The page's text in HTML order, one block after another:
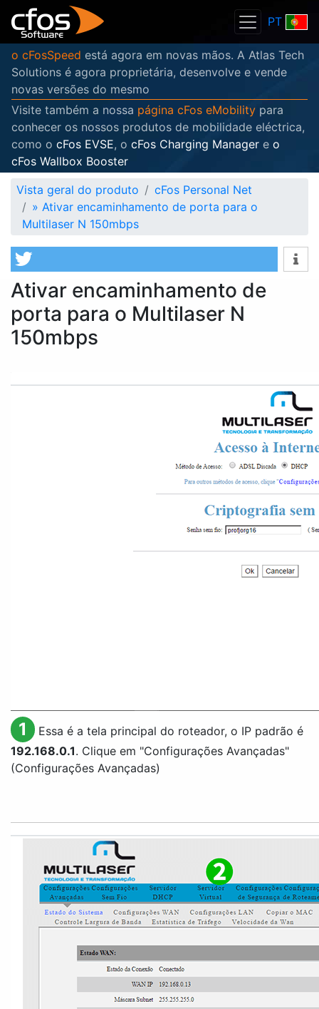
PT
o cFosSpeed está agora em novas mãos. A Atlas Tech
Solutions é agora proprietária, desenvolve e vende
novas versões do mesmo
Visite também a nossa página cFos eMobility para
conhecer os nossos produtos de mobilidade eléctrica,
como o cFos EVSE, o cFos Charging Manager e o
cFos Wallbox Booster
Vista geral do produto
cFos Personal Net
» Ativar encaminhamento de porta para o
Multilaser N 150mbps
Ativar encaminhamento de
porta para o Multilaser N
150mbps
1
Essa é a tela principal do roteador, o IP padrão é
192.168.0.1. Clique em "Configurações Avançadas"
(Configurações Avançadas)